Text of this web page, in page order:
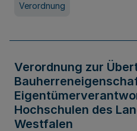
Verordnung
Verordnung zur
Hochschulen des
Westfalen